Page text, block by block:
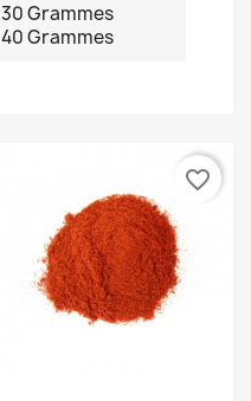
30 Grammes
40 Grammes
favorite_border